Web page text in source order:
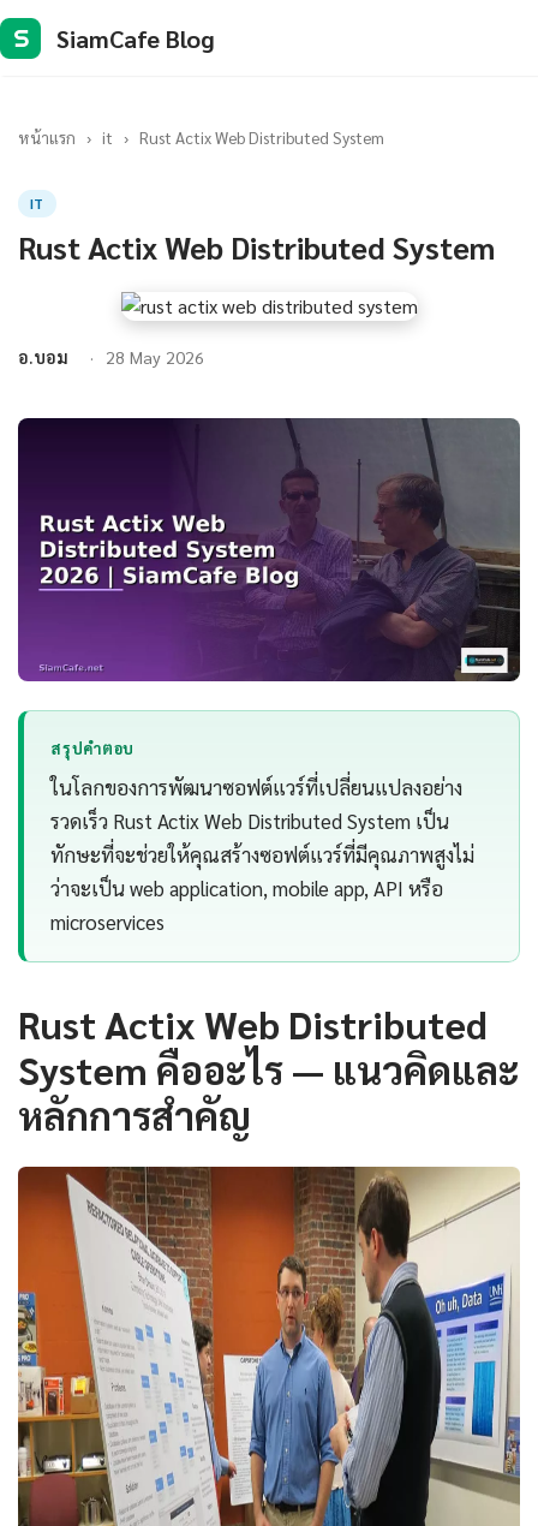
S SiamCafe Blog
หน้าแรก › it › Rust Actix Web Distributed System
IT
Rust Actix Web Distributed System
อ.บอม 28 May 2026
สรุปคำตอบ
ในโลกของการพัฒนาซอฟต์แวร์ที่เปลี่ยนแปลงอย่าง
รวดเร็ว Rust Actix Web Distributed System เป็น
ทักษะที่จะช่วยให้คุณสร้างซอฟต์แวร์ที่มีคุณภาพสูงไม่
ว่าจะเป็น web application, mobile app, API หรือ
microservices
Rust Actix Web Distributed
System คืออะไร — แนวคิดและ
หลักการสำคัญ